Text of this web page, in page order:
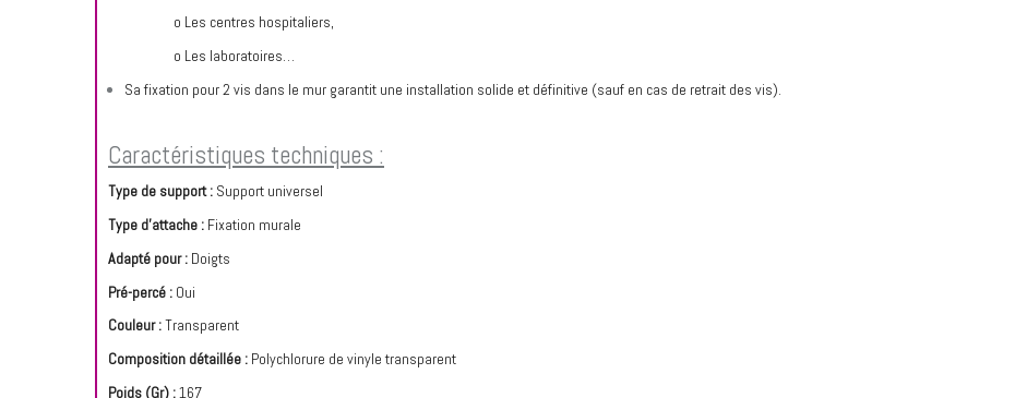
o Les centres hospitaliers,
o Les laboratoires…
Sa fixation pour 2 vis dans le mur garantit une installation solide et définitive (sauf en cas de retrait des vis).
Caractéristiques techniques :
Type de support : Support universel
Type d'attache : Fixation murale
Adapté pour : Doigts
Pré-percé : Oui
Couleur :Transparent
Composition détaillée : Polychlorure de vinyle transparent
Poids (Gr) :167